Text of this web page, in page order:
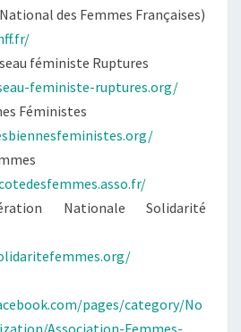
des Femmes Françaises)
féministe Ruptures
feministe-ruptures.org/
Féministes
Nationale Solidarité
pages/category/No
Association-Femmes-